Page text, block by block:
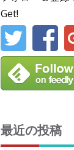
Get!
最近の投稿